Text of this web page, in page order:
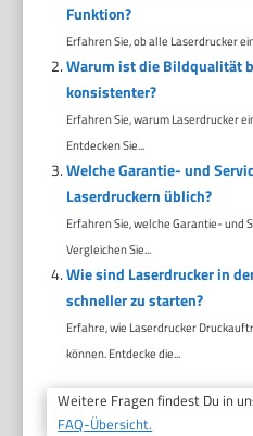
Funktion?
Erfahren Sie, ob alle Laserdrucker
Warum ist die Bildqualität
konsistenter?
Erfahren Sie, warum Laserdrucker
Entdecken Sie...
Welche Garantie- und
Laserdruckern üblich?
Erfahren Sie, welche Garantie- und
Vergleichen Sie...
Wie sind Laserdrucker in
schneller zu starten?
Erfahre, wie Laserdrucker
können. Entdecke die...
Weitere Fragen findest Du in
FAQ-Übersicht.